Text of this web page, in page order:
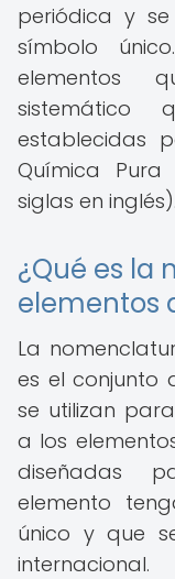
periódica y
símbolo
elementos
sistemático
establecidas
Química
siglas en inglés).
¿Qué es la
elementos
La
es el conjunto
se utilizan
a los
diseñadas
elemento
único y que
internacional.